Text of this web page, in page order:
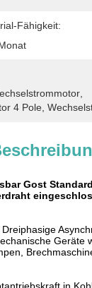
Fähigkeit:
4 Pole
Gost
Geräte